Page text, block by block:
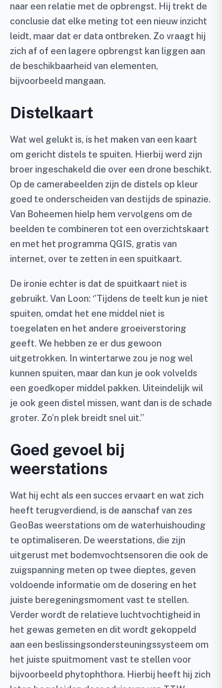
naar een relatie met de opbrengst. Hij trekt de
conclusie dat elke meting tot een nieuw inzicht
leidt, maar dat er data ontbreken. Zo vraagt hij
zich af of een lagere opbrengst kan liggen aan
de beschikbaarheid van elementen,
bijvoorbeeld mangaan.
Distelkaart
Wat wel gelukt is, is het maken van een kaart
om gericht distels te spuiten. Hierbij werd zijn
broer ingeschakeld die over een drone beschikt.
Op de camerabeelden zijn de distels op kleur
goed te onderscheiden van destijds de spinazie.
Van Boheemen hielp hem vervolgens om de
beelden te combineren tot een overzichtskaart
en met het programma QGIS, gratis van
internet, over te zetten in een spuitkaart.
De ironie echter is dat de spuitkaart niet is
gebruikt. Van Loon: ‘’Tijdens de teelt kun je niet
spuiten, omdat het ene middel niet is
toegelaten en het andere groeiverstoring
geeft. We hebben ze er dus gewoon
uitgetrokken. In wintertarwe zou je nog wel
kunnen spuiten, maar dan kun je ook volvelds
een goedkoper middel pakken. Uiteindelijk wil
je ook geen distel missen, want dan is de schade
groter. Zo’n plek breidt snel uit.’’
Goed gevoel bij
weerstations
Wat hij echt als een succes ervaart en wat zich
heeft terugverdiend, is de aanschaf van zes
GeoBas weerstations om de waterhuishouding
te optimaliseren. De weerstations, die zijn
uitgerust met bodemvochtsensoren die ook de
zuigspanning meten op twee dieptes, geven
voldoende informatie om de dosering en het
juiste beregeningsmoment vast te stellen.
Verder wordt de relatieve luchtvochtigheid in
het gewas gemeten en dit wordt gekoppeld
aan een beslissingsondersteuningssysteem om
het juiste spuitmoment vast te stellen voor
bijvoorbeeld phytophthora. Hierbij heeft hij zich